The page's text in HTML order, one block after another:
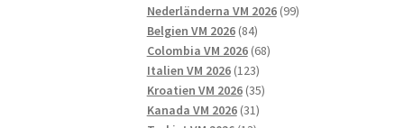
produkter
Nederländerna VM 2026 9999
Belgien VM 2026 8484
produkter
Colombia VM 2026 6868
Italien VM 2026 123123
produkter
Kroatien VM 2026 3535
Kanada VM 2026 3131